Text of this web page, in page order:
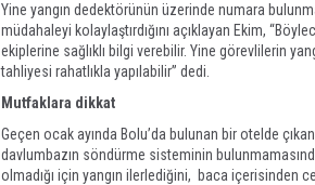
Yine yangın dedektörünün üzerinde numara
müdahaleyi kolaylaştırdığını açıklayan Ekim,
ekiplerine sağlıklı bilgi verebilir. Yine görevlilerin
tahliyesi rahatlıkla yapılabilir” dedi.
Mutfaklara dikkat
Geçen ocak ayında Bolu’da bulunan bir otelde
davlumbazın söndürme sisteminin
olmadığı için yangın ilerlediğini, baca içerisinden